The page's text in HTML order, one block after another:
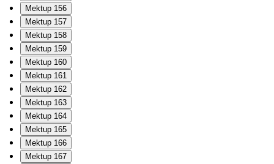
Mektup 156
Mektup 157
Mektup 158
Mektup 159
Mektup 160
Mektup 161
Mektup 162
Mektup 163
Mektup 164
Mektup 165
Mektup 166
Mektup 167